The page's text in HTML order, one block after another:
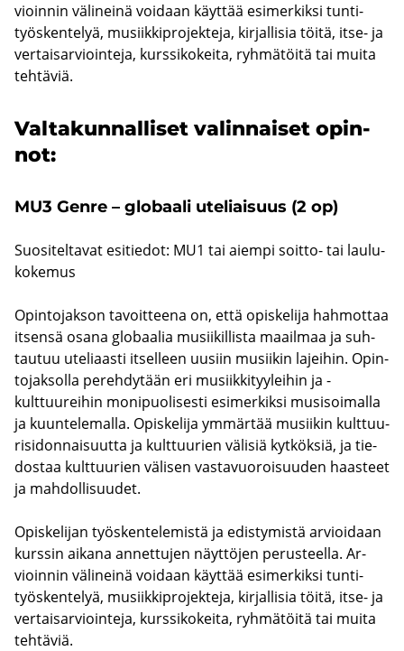
vioin­nin vä­li­nei­nä voi­daan käyt­tää esi­mer­kik­si tun­ti­
työs­ken­te­lyä, musiik­ki­pro­jek­te­ja, kir­jal­li­sia töitä, itse- ja
ver­tai­sar­vioin­te­ja, kurs­si­ko­kei­ta, ryh­mä­töi­tä tai muita
teh­tä­viä.
Val­ta­kun­nal­li­set va­lin­nai­set opin­
not:
MU3 Genre – glo­baa­li ute­liai­suus (2 op)
Suo­si­tel­ta­vat esi­tie­dot: MU1 tai ai­em­pi soitto-​ tai lau­lu­
ko­ke­mus
Opin­to­jak­son ta­voit­tee­na on, että opis­ke­li­ja hah­mot­taa
it­sen­sä osana glo­baa­lia musii­kil­lis­ta maa­il­maa ja suh­
tau­tuu ute­li­aas­ti it­sel­leen uusiin musii­kin la­jei­hin. Opin­
to­jak­sol­la pe­reh­dy­tään eri musiik­ki­tyy­lei­hin ja -​
kulttuureihin mo­ni­puo­li­ses­ti esi­mer­kik­si musi­soi­mal­la
ja kuun­te­le­mal­la. Opis­ke­li­ja ym­mär­tää musii­kin kult­tuu­
ri­si­don­nai­suut­ta ja kult­tuu­rien vä­li­siä kyt­kök­siä, ja tie­
dos­taa kult­tuu­rien vä­li­sen vas­ta­vuo­roi­suu­den haas­teet
ja mah­dol­li­suu­det.
Opis­ke­li­jan työs­ken­te­le­mis­tä ja edis­ty­mis­tä ar­vioi­daan
kurs­sin ai­ka­na an­net­tu­jen näyt­tö­jen pe­rus­teel­la. Ar­
vioin­nin vä­li­nei­nä voi­daan käyt­tää esi­mer­kik­si tun­ti­
työs­ken­te­lyä, musiik­ki­pro­jek­te­ja, kir­jal­li­sia töitä, itse- ja
ver­tai­sar­vioin­te­ja, kurs­si­ko­kei­ta, ryh­mä­töi­tä tai muita
teh­tä­viä.